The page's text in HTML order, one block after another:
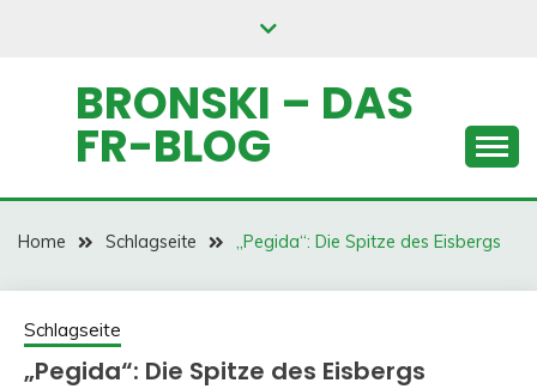
BRONSKI – DAS
FR-BLOG
Home Schlagseite „Pegida“: Die Spitze des Eisbergs
Schlagseite
„Pegida“: Die Spitze des Eisbergs